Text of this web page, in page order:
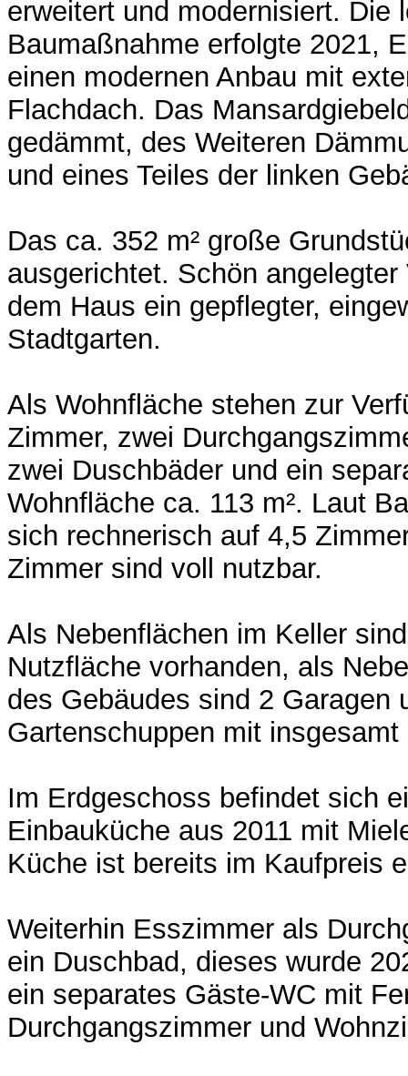
erweitert und modernisiert. Die
Baumaßnahme erfolgte 2021,
einen modernen Anbau mit
Flachdach. Das
gedämmt, des Weiteren
und eines Teiles der linken
Das ca. 352 m² große
ausgerichtet. Schön angelegter
dem Haus ein gepflegter,
Stadtgarten.
Als Wohnfläche stehen zur
Zimmer, zwei
zwei Duschbäder und ein
Wohnfläche ca. 113 m². Laut
sich rechnerisch auf 4,5
Zimmer sind voll nutzbar.
Als Nebenflächen im Keller
Nutzfläche vorhanden, als
des Gebäudes sind 2 Garagen
Gartenschuppen mit insgesamt
Im Erdgeschoss befindet sich
Einbauküche aus 2011 mit
Küche ist bereits im Kaufpreis
Weiterhin Esszimmer als
ein Duschbad, dieses wurde
ein separates Gäste-WC mit
Durchgangszimmer und